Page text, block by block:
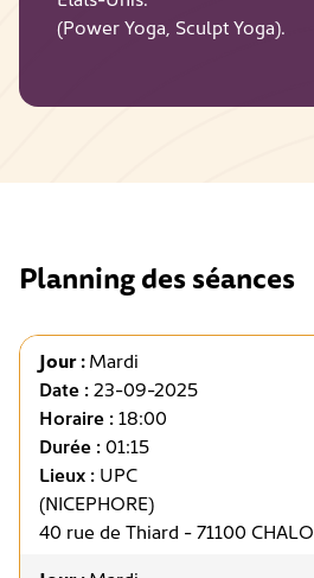
(Power Yoga, Sculpt Yoga).
Planning des séances
Jour :Mardi
Date :23-09-2025
Horaire :18:00
Durée :01:15
Lieux : UPC
(NICEPHORE)
40 rue de Thiard - 71100